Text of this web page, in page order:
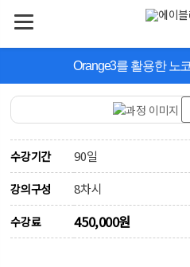
Orange3를 활용한 노
수강기간 90일
강의구성 8차시
수강료 450,000원